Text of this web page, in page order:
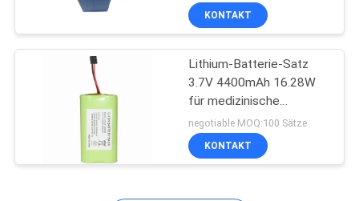
KONTAKT
Lithium-Batterie-Satz
3.7V 4400mAh 16.28W
für medizinische
Ausrüstung
negotiable MOQ:100 Sätze
KONTAKT